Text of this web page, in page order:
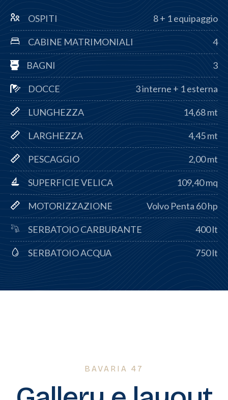
OSPITI 8 + 1 equipaggio
CABINE MATRIMONIALI 4
BAGNI 3
DOCCE 3 interne + 1 esterna
LUNGHEZZA 14,68 mt
LARGHEZZA 4,45 mt
PESCAGGIO 2,00 mt
SUPERFICIE VELICA 109,40 mq
MOTORIZZAZIONE Volvo Penta 60 hp
SERBATOIO CARBURANTE 400 lt
SERBATOIO ACQUA 750 lt
BAVARIA 47